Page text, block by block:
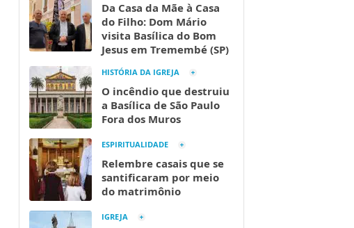
Da Casa da Mãe à Casa
do Filho: Dom Mário
visita Basílica do Bom
Jesus em Tremembé (SP)
HISTÓRIA DA IGREJA
O incêndio que destruiu
a Basílica de São Paulo
Fora dos Muros
ESPIRITUALIDADE
Relembre casais que se
santificaram por meio
do matrimônio
IGREJA